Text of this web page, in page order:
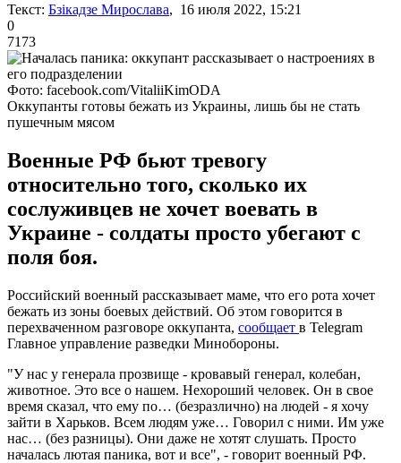
Текст: Бзікадзе Мирослава, 16 июля 2022, 15:21
0
7173
Фото: facebook.com/VitaliiKimODA
Оккупанты готовы бежать из Украины, лишь бы не стать
пушечным мясом
Военные РФ бьют тревогу
относительно того, сколько их
сослуживцев не хочет воевать в
Украине - солдаты просто убегают с
поля боя.
Российский военный рассказывает маме, что его рота хочет
бежать из зоны боевых действий. Об этом говорится в
перехваченном разговоре оккупанта, сообщает в Telegram
Главное управление разведки Минобороны.
"У нас у генерала прозвище - кровавый генерал, колебан,
животное. Это все о нашем. Нехороший человек. Он в свое
время сказал, что ему по… (безразлично) на людей - я хочу
зайти в Харьков. Всем людям уже… Говорил с ними. Им уже
нас… (без разницы). Они даже не хотят слушать. Просто
началась лютая паника, вот и все", - говорит военный РФ.